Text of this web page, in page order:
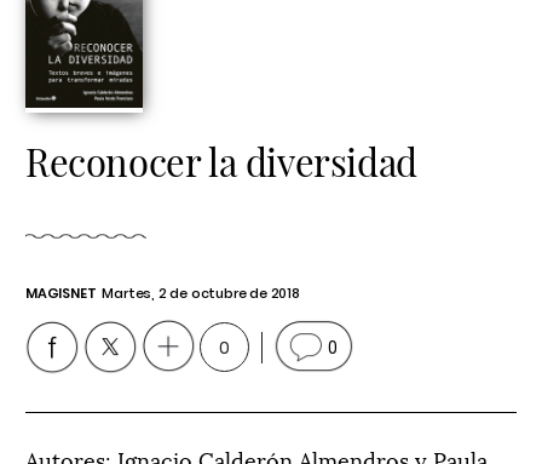
Reconocer la diversidad
MAGISNET Martes, 2 de octubre de 2018
0 0